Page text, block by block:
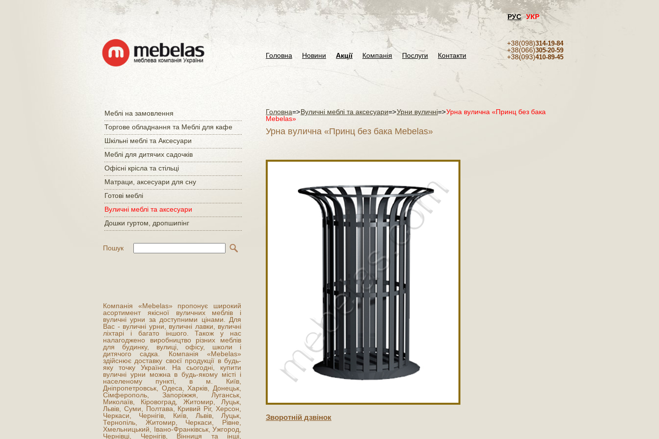
РУС УКР
Головна Новини Акції Компанія Послуги Контакти
+38(098)314-19-84
+38(066)305-20-59
+38(093)410-89-45
Меблі на замовлення
Торгове обладнання та Меблі для кафе
Шкільні меблі та Аксесуари
Меблі для дитячих садочків
Офісні крісла та стільці
Матраци, аксесуари для сну
Готові меблі
Вуличні меблі та аксесуари
Дошки гуртом, дропшипінг
Пошук
Компанія «Mebelas» пропонує широкий
асортимент якісної вуличних меблів і
вуличні урни за доступними цінами. Для
Вас - вуличні урни, вуличні лавки, вуличні
ліхтарі і багато іншого. Також у нас
налагоджено виробництво різних меблів
для будинку, вулиці, офісу, школи і
дитячого садка. Компанія «Mebelas»
здійснює доставку своєї продукції в будь-
яку точку України. На сьогодні, купити
вуличні урни можна в будь-якому місті і
населеному пункті, в м. Київ,
Дніпропетровськ, Одеса, Харків, Донецьк,
Сімферополь, Запоріжжя, Луганськ,
Миколаїв, Кіровоград, Житомир, Луцьк,
Львів, Суми, Полтава, Кривий Ріг, Херсон,
Черкаси, Чернігів, Київ, Львів, Луцьк,
Тернопіль, Житомир, Черкаси, Рівне,
Хмельницький, Івано-Франківськ, Ужгород,
Чернівці, Чернігів, Вінниця та інші,
Головна=>Вуличні меблі та аксесуари=>Урни вуличні=>Урна вулична «Принц без бака
Mebelas»
Урна вулична «Принц без бака Mebelas»
Зворотнiй дзвiнок